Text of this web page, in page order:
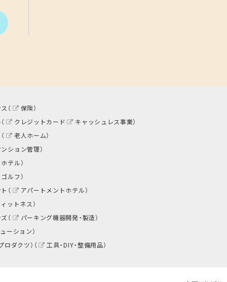
（ 保険）
クレジットカード キャッシュレス事業）
老人ホーム）
ション管理）
テル）
ゴルフ）
（
アパートメントホテル）
ットネス）
（
パーキング機器開発・製造）
ーション）
ダクツ）（
工具・DIY・整備用品）